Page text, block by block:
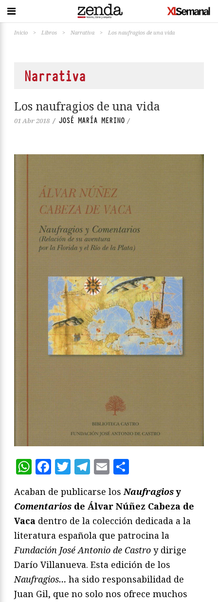
Inicio > Libros > Narrativa > Los naufragios de una vida
Narrativa
Los naufragios de una vida
01 Abr 2018 / JOSÉ MARÍA MERINO /
WhatsApp
Facebook
Twitter
Telegram
Email
Acaban de publicarse losNaufragiosy
Comentarios de Álvar Núñez Cabeza de
Vaca dentro de la colección dedicada a la
literatura española que patrocina la
Fundación José Antonio de Castro y dirige
Darío Villanueva. Esta edición de los
Naufragios… ha sido responsabilidad de
Juan Gil, que no solo nos ofrece muchos